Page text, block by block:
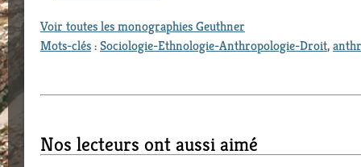
Voir toutes les monographies Geuthner
Mots-clés:Sociologie-Ethnologie-Anthropologie-Droit,
Nos lecteurs ont aussi aimé